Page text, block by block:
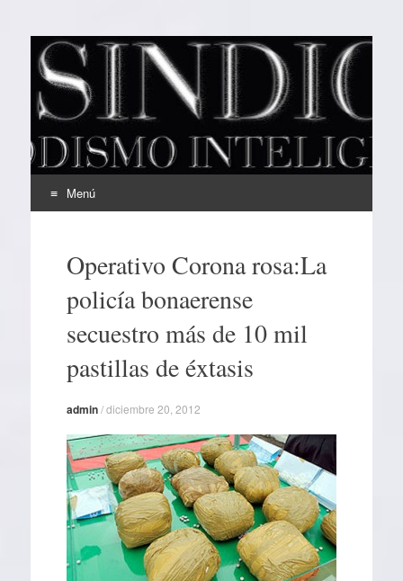
EL SINDICAL
Periodismo Inteligente
Menú
contenidoOperativo Corona rosa:La
policía bonaerense
secuestro más de 10 mil
pastillas de éxtasis
admin/diciembre 20, 2012